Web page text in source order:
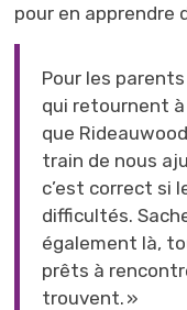
pour en apprendre
Pour les
qui retournent à
que
train de nous
c’est correct si
difficultés.
également là,
prêts à
trouvent. »